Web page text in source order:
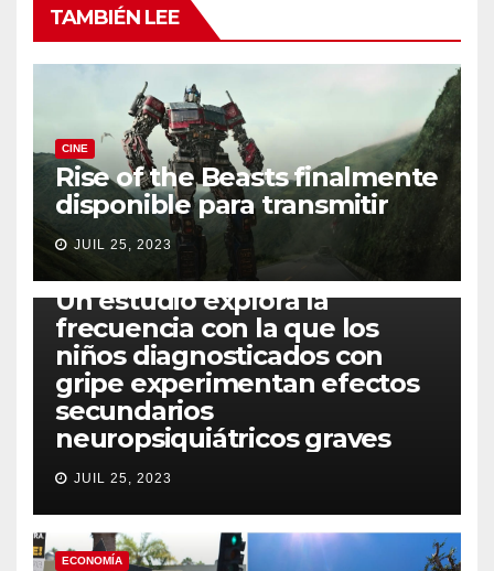
TAMBIÉN LEE
CINE
Rise of the Beasts finalmente
disponible para transmitir
JUIL 25, 2023
Un estudio explora la
frecuencia con la que los
niños diagnosticados con
gripe experimentan efectos
secundarios
neuropsiquiátricos graves
JUIL 25, 2023
ECONOMÍA